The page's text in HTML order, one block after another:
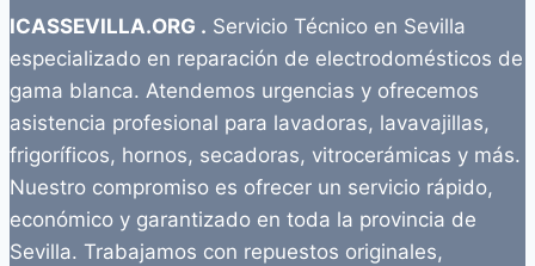
ICASSEVILLA.ORG . Servicio Técnico en Sevilla
especializado en reparación de electrodomésticos de
gama blanca. Atendemos urgencias y ofrecemos
asistencia profesional para lavadoras, lavavajillas,
frigoríficos, hornos, secadoras, vitrocerámicas y más.
Nuestro compromiso es ofrecer un servicio rápido,
económico y garantizado en toda la provincia de
Sevilla. Trabajamos con repuestos originales,